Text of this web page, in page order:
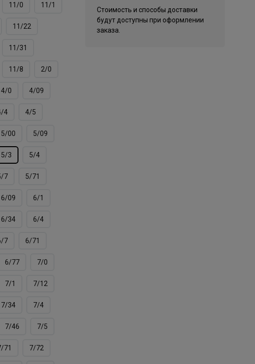
11/0 11/1
11/22
11/31
11/8 2/0
4/0 4/09
4 4/5
5/00 5/09
5/3 5/4
7 5/71
6/09 6/1
6/34 6/4
7 6/71
6/77 7/0
7/1 7/12
7/34 7/4
7/46 7/5
71 7/72
Стоимость и способы доставки
будут доступны при оформлении
заказа.